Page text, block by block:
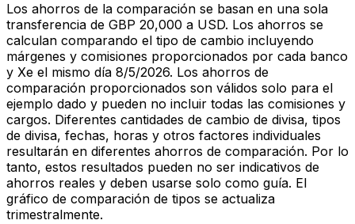
Los ahorros de la comparación se basan en una sola
transferencia de GBP 20,000 a USD. Los ahorros se
calculan comparando el tipo de cambio incluyendo
márgenes y comisiones proporcionados por cada banco
y Xe el mismo día 8/5/2026. Los ahorros de
comparación proporcionados son válidos solo para el
ejemplo dado y pueden no incluir todas las comisiones y
cargos. Diferentes cantidades de cambio de divisa, tipos
de divisa, fechas, horas y otros factores individuales
resultarán en diferentes ahorros de comparación. Por lo
tanto, estos resultados pueden no ser indicativos de
ahorros reales y deben usarse solo como guía. El
gráfico de comparación de tipos se actualiza
trimestralmente.